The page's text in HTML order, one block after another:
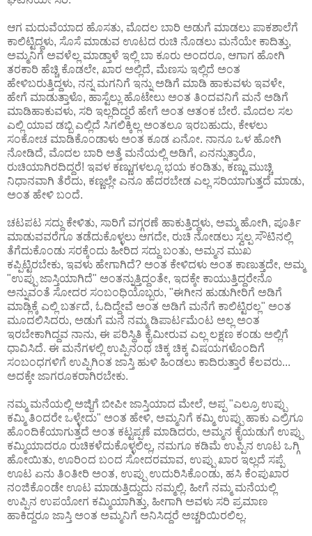
ಆಗ ಮದುವೆಯಾದ ಹೊಸತು, ಮೊದಲ ಬಾರಿ ಅಡುಗೆ ಮಾಡಲು ಪಾಕಶಾಲೆಗೆ
ಕಾಲಿಟ್ಟಿದ್ದಳು, ಸೊಸೆ ಮಾಡುವ ಊಟದ ರುಚಿ ನೊಡಲು ಮನೆಯೇ ಕಾದಿತ್ತು,
ಅಮ್ಮನಿಗೆ ಅವಳೆಲ್ಲ ಮಾಡ್ತಾಳೆ ಇಲ್ಲಿ ಬಾ ಕೂರು ಅಂದರೂ, ಆಗಾಗ ಹೋಗಿ
ತರಕಾರಿ ಹೆಚ್ಚಿ ಕೊಡಲೇ, ಖಾರ ಅಲ್ಲಿದೆ, ಮೆಣಸು ಇಲ್ಲಿದೆ ಅಂತ
ಹೇಳಿಬರುತ್ತಿದ್ದಳು, ನನ್ನ ಮಗನಿಗೆ ಇನ್ನು ಅಡಿಗೆ ಮಾಡಿ ಹಾಕುವಳು ಇವಳೇ,
ಹೇಗೆ ಮಾಡುತ್ತಾಳೊ, ಹಾಸ್ಟೆಲ್ಲು ಹೊಟೇಲು ಅಂತ ತಿಂದವನಿಗೆ ಮನೆ ಅಡಿಗೆ
ಮಾಡಿಹಾಕುವಳು, ಸರಿ ಇಲ್ಲದಿದ್ದರೆ ಹೇಗೆ ಅಂತ ಆತಂಕ ಬೇರೆ. ಮೊದಲ ಸಲ
ಎಲ್ಲಿ ಯಾವ ಡಬ್ಬಿ ಎಲ್ಲಿದೆ ಸಿಗಲಿಕ್ಕಿಲ್ಲ ಅಂತಲೂ ಇರಬಹುದು, ಕೇಳಲು
ಸಂಕೋಚ ಮಾಡಿಕೊಂಡಾಳು ಅಂತ ಕೂಡ ಏನೋ. ನಾನೂ ಒಳ ಹೋಗಿ
ನೋಡಿದೆ, ಮೊದಲ ಬಾರಿ ಅತ್ತೆ ಮನೆಯಲ್ಲಿ ಅಡಿಗೆ, ಏನನ್ನುತ್ತಾರೊ,
ರುಚಿಯಾಗಿರದಿದ್ದರೆ! ಇವಳ ಕಣ್ಣುಗಳಲ್ಲೂ ಭಯ ಕಂಡಿತು, ಕಣ್ಣು ಮುಚ್ಚಿ
ನಿಧಾನವಾಗಿ ತೆರೆದು, ಕಣ್ಣಲ್ಲೇ ಎನೂ ಹೆದರಬೇಡ ಎಲ್ಲ ಸರಿಯಾಗುತ್ತದೆ ಮಾಡು,
ಅಂತ ಹೇಳಿ ಬಂದೆ.
ಚಟಪಟ ಸದ್ದು ಕೇಳಿತು, ಸಾರಿಗೆ ವಗ್ಗರಣೆ ಹಾಕುತ್ತಿದ್ದಳು, ಅಮ್ಮ ಹೋಗಿ, ಪೂರ್ತಿ
ಮಾಡುವವರೆಗೂ ತಡೆದುಕೊಳ್ಳಲು ಆಗದೇ, ರುಚಿ ನೋಡಲು ಸ್ವಲ್ಪ ಸೌಟಿನಲ್ಲಿ
ತೆಗೆದುಕೊಂಡು ಸರಕ್ಕೆಂದು ಹೀರಿದ ಸದ್ದು ಬಂತು, ಅಮ್ಮನ ಮುಖ
ಕಪ್ಪಿಟ್ಟಿರಬೇಕು, ಇವಳು ಹೇಗಾಗಿದೆ? ಅಂತ ಕೇಳಿದಳು ಅಂತ ಕಾಣುತ್ತದೇ, ಅಮ್ಮ
"ಉಪ್ಪು ಜಾಸ್ತಿಯಾಗಿದೆ" ಅಂತನ್ನುತ್ತಿದ್ದಂತೇ, ಇದಕ್ಕೇ ಕಾಯುತ್ತಿದ್ದರೇನೊ
ಅನ್ನುವಂತೆ ಸೋದರ ಸಂಬಂಧಿಯೊಬ್ಬರು, "ಈಗೀನ ಹುಡುಗೀರಿಗೆ ಅಡಿಗೆ
ಮಾಡ್ಲಿಕ್ಕೆ ಎಲ್ಲಿ ಬರ್ತದೆ, ಓದಿದ್ದೇವೆ ಅಂತ ಅಡಿಗೆ ಮನೆಗೆ ಕಾಲಿಟ್ಟಿರಲ್ಲ" ಅಂತ
ಮೂದಲಿಸಿದರು, ಅಡುಗೆ ಮನೆ ನಮ್ಮ ಡಿಪಾರ್ಟಮೆಂಟ ಅಲ್ಲ ಅಂತ
ಇರಬೇಕಾಗಿದ್ದವ ನಾನು, ಈ ಪರಿಸ್ಥಿತಿ ಕೈಮೀರುವ ಎಲ್ಲ ಲಕ್ಷಣ ಕಂಡು ಅಲ್ಲಿಗೆ
ಧಾವಿಸಿದೆ. ಈ ಮನೆಗಳಲ್ಲಿ ಉಪ್ಪಿನಂಥ ಚಿಕ್ಕ ಚಿಕ್ಕ ವಿಷಯಗಳೊಂದಿಗೆ
ಸಂಬಂಧಗಳಿಗೆ ಉಪ್ಪಿಗಿಂತ ಜಾಸ್ತಿ ಹುಳಿ ಹಿಂಡಲು ಕಾದಿರುತ್ತಾರೆ ಕೆಲವರು...
ಅದಕ್ಕೇ ಜಾಗರೂಕರಾಗಿರಬೇಕು.
ನಮ್ಮ ಮನೆಯಲ್ಲಿ ಅಜ್ಜಿಗೆ ಬೀಪೀ ಜಾಸ್ತಿಯಾದ ಮೇಲೆ, ಅಪ್ಪ "ಎಲ್ರೂ ಉಪ್ಪು
ಕಮ್ಮಿ ತಿಂದರೇ ಒಳ್ಳೇದು" ಅಂತ ಹೇಳಿ, ಅಮ್ಮನಿಗೆ ಕಮ್ಮಿ ಉಪ್ಪು ಹಾಕು ಎಲ್ರಿಗೂ
ಹೊಂದಿಕೆಯಾಗುತ್ತದೆ ಅಂತ ಕಟ್ಟಪ್ಪಣೆ ಮಾಡಿದರು, ಅಮ್ಮನ ಕೈಯಡುಗೆ ಉಪ್ಪು
ಕಮ್ಮಿಯಾದರೂ ರುಚಿಕಳೆದುಕೊಳ್ಳಲಿಲ್ಲ, ನಮಗೂ ಕಡಿಮೆ ಉಪ್ಪಿನ ಊಟ ಒಗ್ಗಿ
ಹೋಯಿತು, ಊರಿಂದ ಬಂದ ಸೋದರಮಾವ, ಉಪ್ಪು ಖಾರ ಇಲ್ಲದೆ ಸಪ್ಪೆ
ಊಟ ಏನು ತಿಂತೀರಿ ಅಂತ, ಉಪ್ಪು ಉದುರಿಸಿಕೊಂಡು, ಹಸಿ ಕೆಂಪುಖಾರ
ನಂಜಿಕೊಂಡೇ ಊಟ ಮಾಡುತ್ತಿದ್ದುದು ನಮ್ಮಲ್ಲಿ. ಹೀಗೆ ನಮ್ಮ ಮನೆಯಲ್ಲಿ
ಉಪ್ಪಿನ ಉಪಯೋಗ ಕಮ್ಮಿಯಾಗಿತ್ತು, ಹೀಗಾಗಿ ಅವಳು ಸರಿ ಪ್ರಮಾಣ
ಹಾಕಿದ್ದರೂ ಜಾಸ್ತಿ ಅಂತ ಅಮ್ಮನಿಗೆ ಅನಿಸಿದ್ದರೆ ಅಚ್ಚರಿಯಿರಲಿಲ್ಲ.